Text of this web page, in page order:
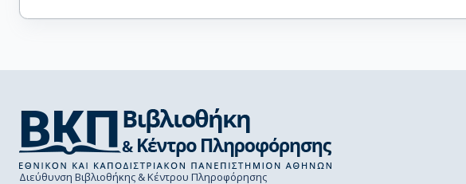
Penzo, A
Lyubynskiy, V and
Senchyshyn, V
Kovtun, V
Zaljubovsky, I
Διεύθυνση Βιβλιοθήκης & Κέντρου Πληροφόρησης